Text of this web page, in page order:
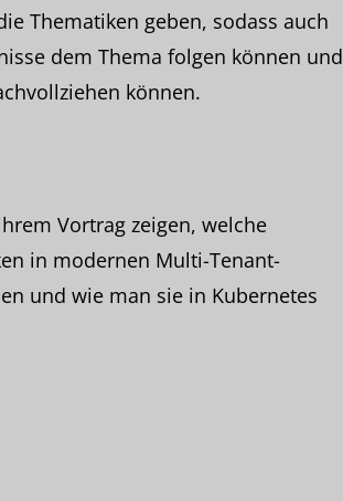
Thematiken geben, sodass auch
dem Thema folgen können und
können.
Vortrag zeigen, welche
in modernen Multi-Tenant-
und wie man sie in Kubernetes